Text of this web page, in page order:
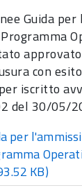
Guida
con
iscritto
del 30/05/
per
KB)